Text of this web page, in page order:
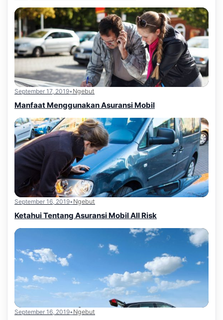
September 17, 2019• Ngebut
Manfaat Menggunakan Asuransi Mobil
September 16, 2019• Ngebut
Ketahui Tentang Asuransi Mobil All Risk
September 16, 2019• Ngebut